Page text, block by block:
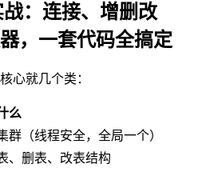
战：连接、增删改
，一套代码全搞定
心就几个类：
么
群（线程安全，全局一个）
、删表、改表结构